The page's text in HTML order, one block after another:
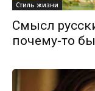
Стиль жизни
Смысл
почему-то